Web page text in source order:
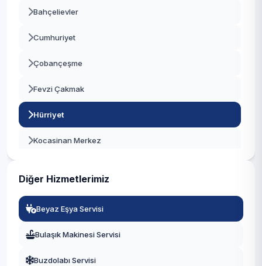
Bayrampaşa
Beykoz
Beylikdüzü
Beyoğlu
Çekmeköy
Esenler
Bahçelievler
Cumhuriyet
Çobançeşme
Fevzi Çakmak
Hürriyet
Kocasinan Merkez
Diğer Hizmetlerimiz
Beyaz Eşya Servisi
Bulaşık Makinesi Servisi
Buzdolabı Servisi